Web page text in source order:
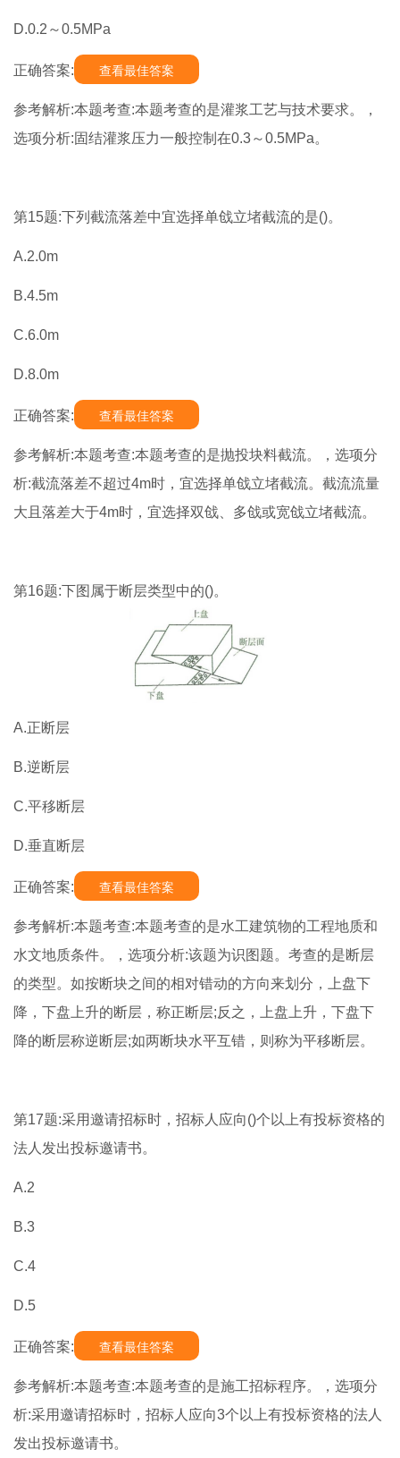
D.0.2～0.5MPa
正确答案: 查看最佳答案
参考解析:本题考查:本题考查的是灌浆工艺与技术要求。，
选项分析:固结灌浆压力一般控制在0.3～0.5MPa。
第15题:下列截流落差中宜选择单戗立堵截流的是()。
A.2.0m
B.4.5m
C.6.0m
D.8.0m
正确答案: 查看最佳答案
参考解析:本题考查:本题考查的是抛投块料截流。，选项分
析:截流落差不超过4m时，宜选择单戗立堵截流。截流流量
大且落差大于4m时，宜选择双戗、多戗或宽戗立堵截流。
第16题:下图属于断层类型中的()。
A.正断层
B.逆断层
C.平移断层
D.垂直断层
正确答案: 查看最佳答案
参考解析:本题考查:本题考查的是水工建筑物的工程地质和
水文地质条件。，选项分析:该题为识图题。考查的是断层
的类型。如按断块之间的相对错动的方向来划分，上盘下
降，下盘上升的断层，称正断层;反之，上盘上升，下盘下
降的断层称逆断层;如两断块水平互错，则称为平移断层。
第17题:采用邀请招标时，招标人应向()个以上有投标资格的
法人发出投标邀请书。
A.2
B.3
C.4
D.5
正确答案: 查看最佳答案
参考解析:本题考查:本题考查的是施工招标程序。，选项分
析:采用邀请招标时，招标人应向3个以上有投标资格的法人
发出投标邀请书。